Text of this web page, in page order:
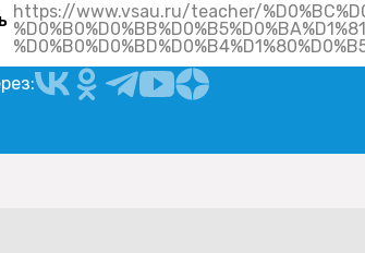
https://www.vsau.ru/teacher/